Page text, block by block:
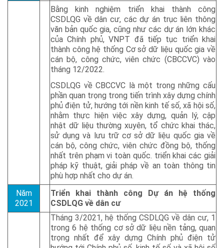
Bằng kinh nghiệm triển khai thành công
CSDLQG về dân cư, các dự án trục liên thông
văn bản quốc gia, cũng như các dự án lớn khác
của Chính phủ, VNPT đã tiếp tục triển khai
thành công hệ thống Cơ sở dữ liệu quốc gia về
cán bộ, công chức, viên chức (CBCCVC) vào
tháng 12/2022.
CSDLQG về CBCCVC là một trong những cấu
phần quan trọng trong tiến trình xây dựng chính
phủ điện tử, hướng tới nền kinh tế số, xã hội số,
nhằm thực hiện việc xây dựng, quản lý, cập
nhật dữ liệu thường xuyên, tổ chức khai thác,
sử dụng và lưu trữ cơ sở dữ liệu quốc gia về
cán bộ, công chức, viên chức đồng bộ, thống
nhất trên phạm vi toàn quốc. triển khai các giải
pháp kỹ thuật, giải pháp về an toàn thông tin
phù hợp nhất cho dự án.
Năm
2021
Triển khai thành công Dự án hệ thống
CSDLQG về dân cư
Tháng 3/2021, hệ thống CSDLQG về dân cư, 1
trong 6 hệ thống cơ sở dữ liệu nền tảng, quan
trọng nhất để xây dựng Chính phủ điện tử